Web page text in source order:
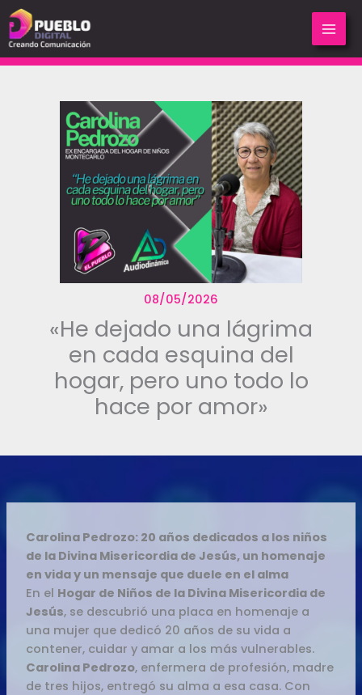
al
contenido
08/05/2026
«He dejado una lágrima
en cada esquina del
hogar, pero uno todo lo
hace por amor»
Carolina Pedrozo: 20 años dedicados a los niños
de la Divina Misericordia de Jesús, un homenaje
en vida y un mensaje que duele en el alma
En el Hogar de Niños de la Divina Misericordia de
Jesús, se descubrió una placa en homenaje a
una mujer que dedicó 20 años de su vida a
contener, cuidar y amar a los más vulnerables.
Carolina Pedrozo, enfermera de profesión, madre
de tres hijos, entregó su alma a esa casa. Con